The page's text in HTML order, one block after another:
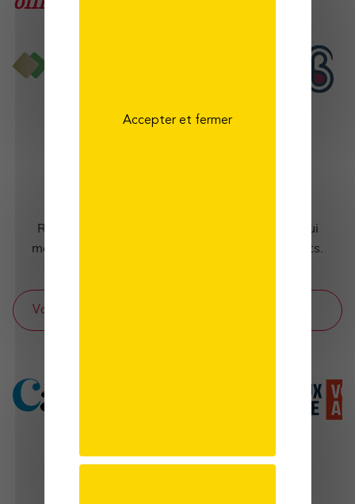
Retrouvez l'ensemble des articles de presse qui
mettent en avant AMPLI Mutuelle et ses produits.
Voir les articles de presse
Accepter et fermer